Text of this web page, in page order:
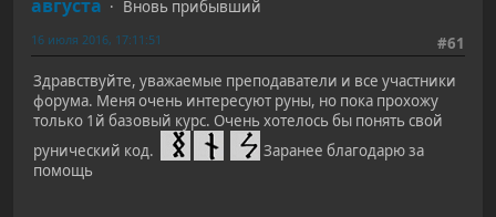
августа
Вновь прибывший
#61
16 июля 2016, 17:11:51
Здравствуйте, уважаемые преподаватели и все участники
форума. Меня очень интересуют руны, но пока прохожу
только 1й базовый курс. Очень хотелось бы понять свой
рунический код.
Заранее благодарю за
помощь